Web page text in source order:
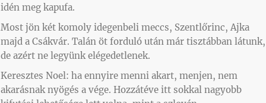
idén meg kapufa.
Most jön két komoly idegenbeli meccs, Szentlőrinc, Ajka
majd a Csákvár. Talán öt forduló után már tisztábban látunk,
de azért ne legyünk elégedetlenek.
Keresztes Noel: ha ennyire menni akart, menjen, nem
akarásnak nyögés a vége. Hozzátéve itt sokkal nagyobb